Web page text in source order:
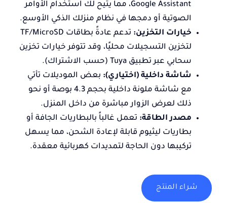
Google Assistant، مما يتيح لك استخدام الأوامر
الصوتية أو دمجها في نظام منزلك الذكي الأوسع.
خيارات التخزين:
تدعم عادةً بطاقات TF/MicroSD
لتخزين التسجيلات محليًا، وقد تتوفر خيارات تخزين
سحابي عبر تطبيق Tuya (حسب الاشتراك).
شاشة داخلية (اختياري): بعض الموديلات تأتي
مع شاشة ملونة داخلية بحجم 4.3 بوصة أو نحو
ذلك لعرض الزوار مباشرة من داخل المنزل.
مصدر الطاقة: تعمل غالباً بالبطاريات الجافة أو
بطاريات ليثيوم قابلة لإعادة الشحن، مما يسهل
تركيبها دون الحاجة لتمديدات كهربائية معقدة.
شراء المنتج